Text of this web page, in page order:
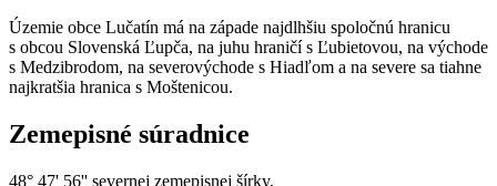
Územie obce Lučatín má na západe najdlhšiu spoločnú hranicu
s obcou Slovenská Ľupča, na juhu hraničí s Ľubietovou, na východe
s Medzibrodom, na severovýchode s Hiadľom a na severe sa tiahne
najkratšia hranica s Moštenicou.
Zemepisné súradnice
48° 47' 56'' severnej zemepisnej šírky,